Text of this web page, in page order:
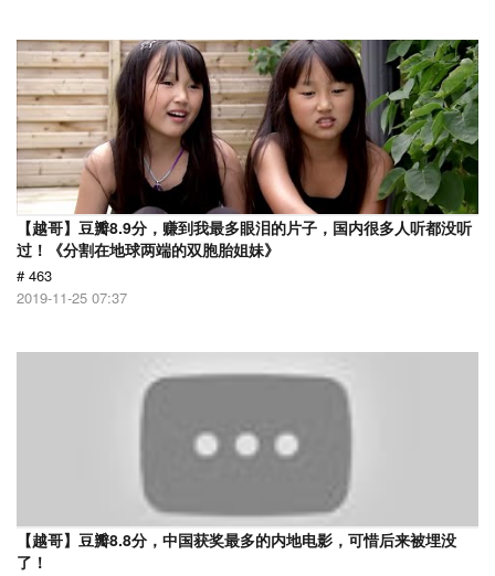
【越哥】豆瓣8.9分，赚到我最多眼泪的片子，国内很多人听都没听
过！《分割在地球两端的双胞胎姐妹》
# 463
2019-11-25 07:37
【越哥】豆瓣8.8分，中国获奖最多的内地电影，可惜后来被埋没
了！